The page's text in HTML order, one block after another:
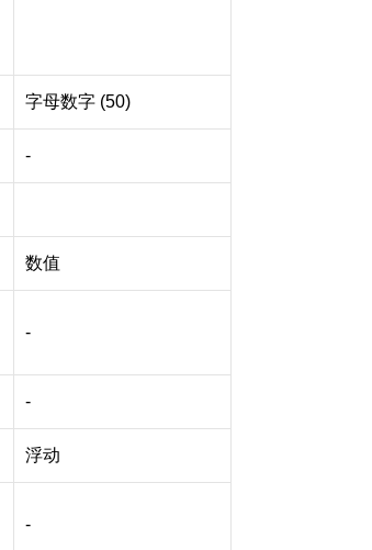
字母数字 (50)
-
数值
-
-
浮动
-